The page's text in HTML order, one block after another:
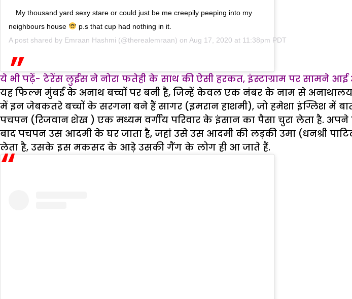
My thousand yard sexy stare or could just be me creepily peeping into my
neighbours house
p.s that cup had nothing in it.
A post shared by Emraan Hashmi (@therealemraan) on Aug 17, 2020 at 11:38pm PDT
ये भी पढ़ें- टेरेंस लुईस ने नोरा फतेही के साथ की ऐसी हरकत, इंस्टाग्राम पर सामने
यह फिल्म मुंबई के अनाथ बच्चों पर बनी है, जिन्हें केवल एक नंबर के नाम से
में इन जेबकतरे बच्चों के सरगना बने हैं सागर (इमरान हाशमी), जो हमेशा इंग्लिश में
पचपन (रिजवान शेख ) एक मध्यम वर्गीय परिवार के इंसान का पैसा चुरा लेता है.
बाद पचपन उस आदमी के घर जाता है, जहां उसे उस आदमी की लड़की उमा (धनश्री
लेता है, उसके इस मकसद के आड़े उसकी गैंग के लोग ही आ जाते हैं.